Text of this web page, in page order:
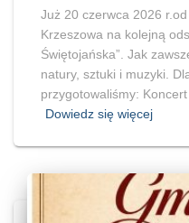
Już 20 czerwca 2026
Krzeszowa na kolejną
Świętojańska”. Jak
natury, sztuki i muzyki.
przygotowaliśmy:
Dowiedz się więcej